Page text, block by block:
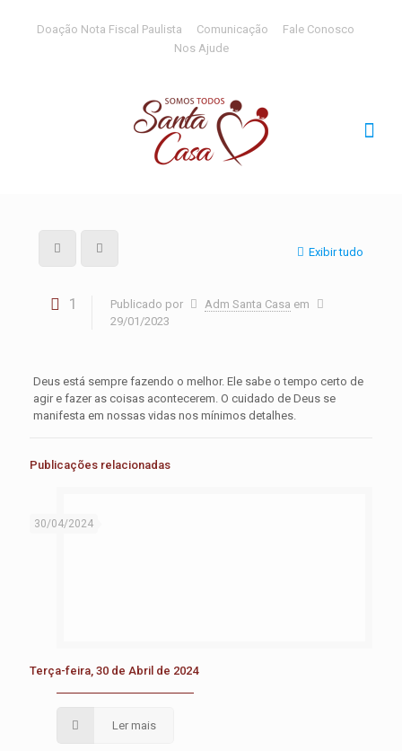
Doação Nota Fiscal Paulista Comunicação
Fale Conosco
Nos Ajude
Exibir tudo
1 Publicado por Adm Santa Casa em
29/01/2023
Deus está sempre fazendo o melhor. Ele sabe o tempo certo de
agir e fazer as coisas acontecerem. O cuidado de Deus se
manifesta em nossas vidas nos mínimos detalhes.
Publicações relacionadas
30/04/2024
Terça-feira, 30 de Abril de 2024
Ler mais